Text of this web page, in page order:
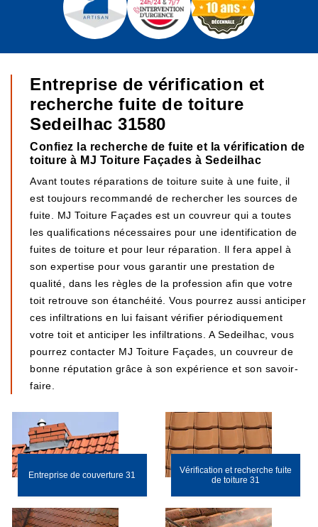
Entreprise de vérification et
recherche fuite de toiture
Sedeilhac 31580
Confiez la recherche de fuite et la vérification de
toiture à MJ Toiture Façades à Sedeilhac
Avant toutes réparations de toiture suite à une fuite, il
est toujours recommandé de rechercher les sources de
fuite. MJ Toiture Façades est un couvreur qui a toutes
les qualifications nécessaires pour une identification de
fuites de toiture et pour leur réparation. Il fera appel à
son expertise pour vous garantir une prestation de
qualité, dans les règles de la profession afin que votre
toit retrouve son étanchéité. Vous pourrez aussi anticiper
ces infiltrations en lui faisant vérifier périodiquement
votre toit et anticiper les infiltrations. A Sedeilhac, vous
pourrez contacter MJ Toiture Façades, un couvreur de
bonne réputation grâce à son expérience et son savoir-
faire.
Entreprise de couverture 31
Vérification et recherche fuite
de toiture 31